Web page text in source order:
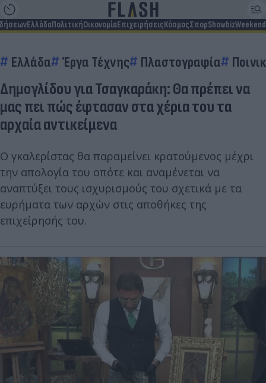
ΕλλάδαΠολιτικήΟικονομίαΕπιχειρήσειςΚόσμοςΣπορShowbizWeekend
Ελλάδα Έργα Τέχνης Πλαστογραφία
Δημογλίδου για Τσαγκαράκη: Θα πρέπει να
μας πει πώς έφτασαν στα χέρια του τα
αρχαία αντικείμενα
Ο γκαλερίστας θα παραμείνει κρατούμενος μέχρι
την απολογία του οπότε και αναμένεται να
αναπτύξει τους ισχυρισμούς του σχετικά με τα
ευρήματα των αρχών στις αποθήκες της
επιχείρησής του.